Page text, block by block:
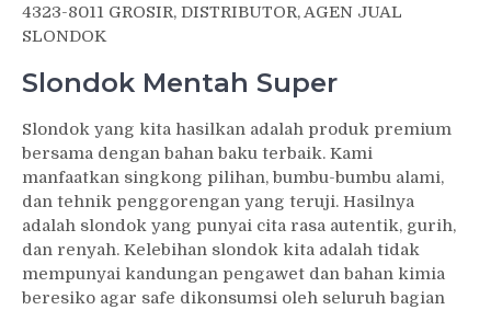
4323-8011 GROSIR, DISTRIBUTOR, AGEN JUAL
SLONDOK
Slondok Mentah Super
Slondok yang kita hasilkan adalah produk premium
bersama dengan bahan baku terbaik. Kami
manfaatkan singkong pilihan, bumbu-bumbu alami,
dan tehnik penggorengan yang teruji. Hasilnya
adalah slondok yang punyai cita rasa autentik, gurih,
dan renyah. Kelebihan slondok kita adalah tidak
mempunyai kandungan pengawet dan bahan kimia
beresiko agar safe dikonsumsi oleh seluruh bagian